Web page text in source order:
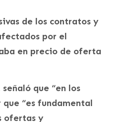
de los contratos y
por el
en precio de oferta
que “en los
“es fundamental
ofertas y